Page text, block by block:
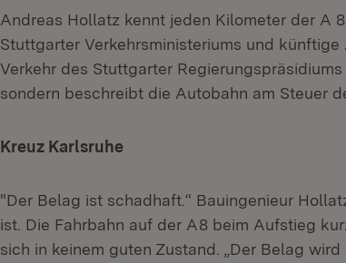
Andreas Hollatz kennt jeden Kilometer der A
Stuttgarter Verkehrsministeriums und
Verkehr des Stuttgarter
sondern beschreibt die Autobahn am Steuer
Kreuz Karlsruhe
"Der Belag ist schadhaft.“ Bauingenieur
ist. Die Fahrbahn auf der A 8 beim Aufstieg
sich in keinem guten Zustand. „Der Belag